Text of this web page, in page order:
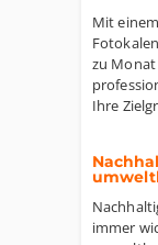
Mit
zu
Ihre
immer